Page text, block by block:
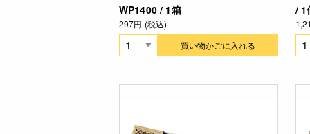
WP1400 / 1箱
297円 (税込)
買い物かごに入れる
/ 1